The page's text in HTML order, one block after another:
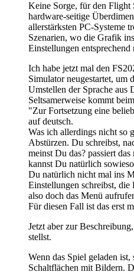
Keine Sorge, für den Flight
hardware-seitige
allerstärksten PC-Systeme
Szenarien, wo die Grafik
Einstellungen entsprechend
Ich habe jetzt mal den
Simulator neugestartet, um
Umstellen der Sprache aus
Seltsamerweise kommt
"Zur Fortsetzung eine
auf deutsch.
Was ich allerdings nicht so
Abstürzen. Du schreibst,
meinst Du das? passiert
kannst Du natürlich
Du natürlich nicht mal ins
Einstellungen schreibst, die
also doch das Menü
Für diesen Fall ist das erst
Jetzt aber zur
stellst.
Wenn das Spiel geladen
Schaltflächen mit Bildern.